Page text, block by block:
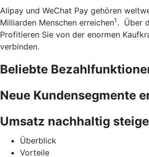
Alipay und WeChat Pay gehören
Milliarden Menschen erreichen1 . Über
Profitieren Sie von der enormen
verbinden.
Beliebte
Neue Kundensegmente
Umsatz nachhaltig
Überblick
Vorteile